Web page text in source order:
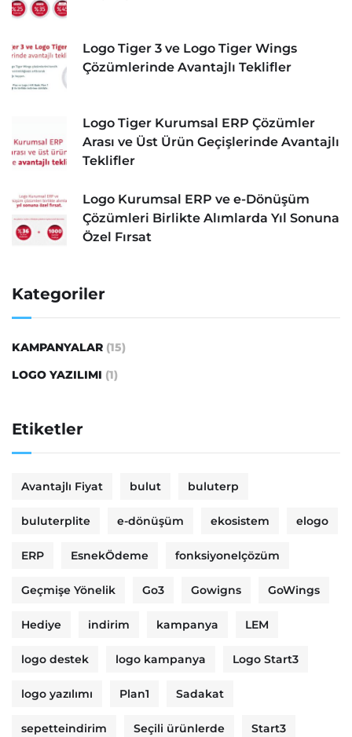
Logo Tiger 3 ve Logo Tiger Wings
Çözümlerinde Avantajlı Teklifler
Logo Tiger Kurumsal ERP Çözümler
Arası ve Üst Ürün Geçişlerinde Avantajlı
Teklifler
Logo Kurumsal ERP ve e-Dönüşüm
Çözümleri Birlikte Alımlarda Yıl Sonuna
Özel Fırsat
Kategoriler
KAMPANYALAR (15)
LOGO YAZILIMI (1)
Etiketler
Avantajlı Fiyat bulut buluterp
buluterplite e-dönüşüm ekosistem elogo
ERP EsnekÖdeme fonksiyonelçözüm
Geçmişe Yönelik Go3 Gowigns GoWings
Hediye indirim kampanya LEM
logo destek logo kampanya Logo Start3
logo yazılımı Plan1 Sadakat
sepetteindirim Seçili ürünlerde Start3